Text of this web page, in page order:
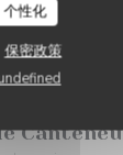
个性化
保密政策